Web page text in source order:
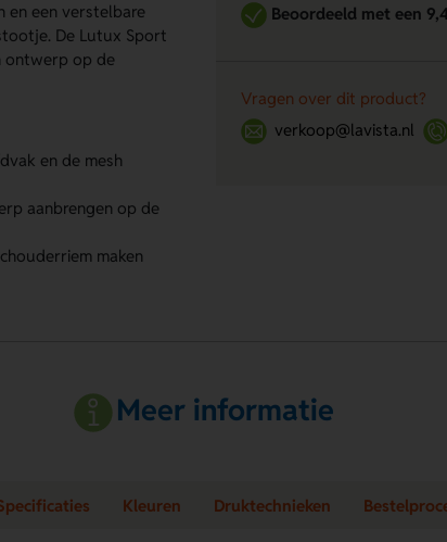
en een verstelbare
De Lutux Sport
ontwerp op de
en de mesh
aanbrengen op de
maken
Beoordeeld met een
Vragen over dit product?
verkoop@lavista.nl
Meer informatie
Kleuren Druktechnieken